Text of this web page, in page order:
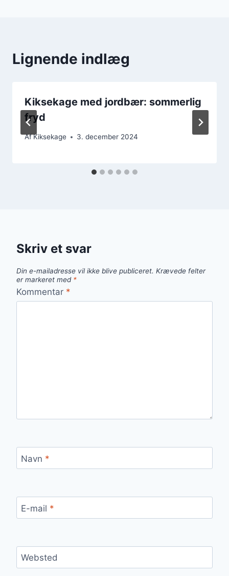
Lignende indlæg
Kiksekage med jordbær: sommerlig
fryd
AfKiksekage 3. december 2024
Skriv et svar
Din e-mailadresse vil ikke blive publiceret. Krævede felter
er markeret med *
Kommentar *
Navn *
E-mail *
Websted